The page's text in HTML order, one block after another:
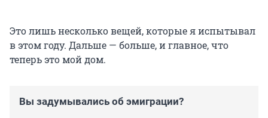
Это лишь несколько вещей, которые я испытывал
в этом году. Дальше — больше, и главное, что
теперь это мой дом.
Вы задумывались об эмиграции?